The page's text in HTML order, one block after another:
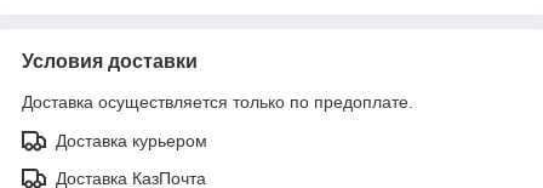
Условия доставки
Доставка осуществляется только по предоплате.
Доставка курьером
Доставка КазПочта